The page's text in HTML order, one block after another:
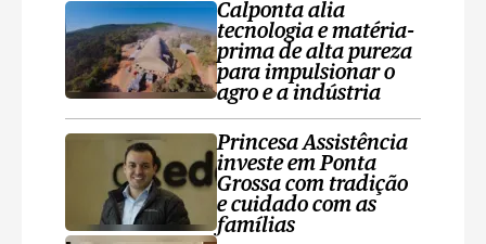
Calponta alia
tecnologia e matéria-
prima de alta pureza
para impulsionar o
agro e a indústria
Princesa Assistência
investe em Ponta
Grossa com tradição
e cuidado com as
famílias